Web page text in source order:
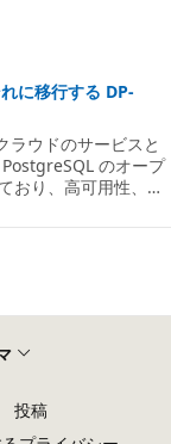
に移行する DP-
ウドのサービスと
のオープ
おり、高可用性、自
予測可能であり、ほ
でそれ
まざまな Azure
ーズに合わせてサ
投稿